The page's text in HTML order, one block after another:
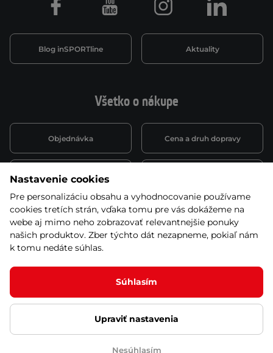
Ľutujeme, ale tento produkt už nie je zaradený v
Všetko o nákupe
Objednávka Cena a druh dopravy
Spôsob platby
Montáž a servis Reklamácie a záruka
Kariéra
Blog inSPORTline Aktuality
Facebook Youtube Instagram LinkedIn
© 2026 Stores inSPORTline SK, s.r.o. Všetky práva vyhradené
Ochrana osobných údajov Nastavenie cookies
Nastavenie cookies
Pre personalizáciu obsahu a vyhodnocovanie používame
cookies tretích strán, vďaka tomu pre vás dokážeme na
webe aj mimo neho zobrazovať relevantnejšie ponuky
našich produktov. Zber týchto dát nezapneme, pokiaľ nám
k tomu nedáte súhlas.
Súhlasím
Upraviť nastavenia
Nesúhlasím